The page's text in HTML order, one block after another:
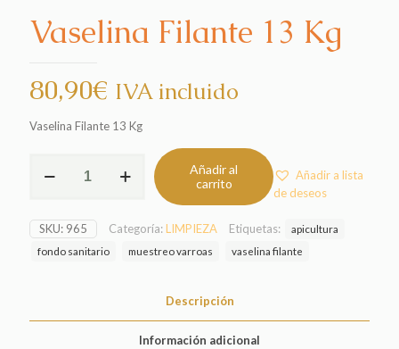
Vaselina Filante 13 Kg
80,90€ IVA incluido
Vaselina Filante 13 Kg
Filante
cantidad
Añadir al
carrito
Añadir a lista
de deseos
SKU: 965 Categoría:LIMPIEZA Etiquetas:
apicultura
fondo sanitario
muestreo varroas vaselina filante
Descripción
Información adicional